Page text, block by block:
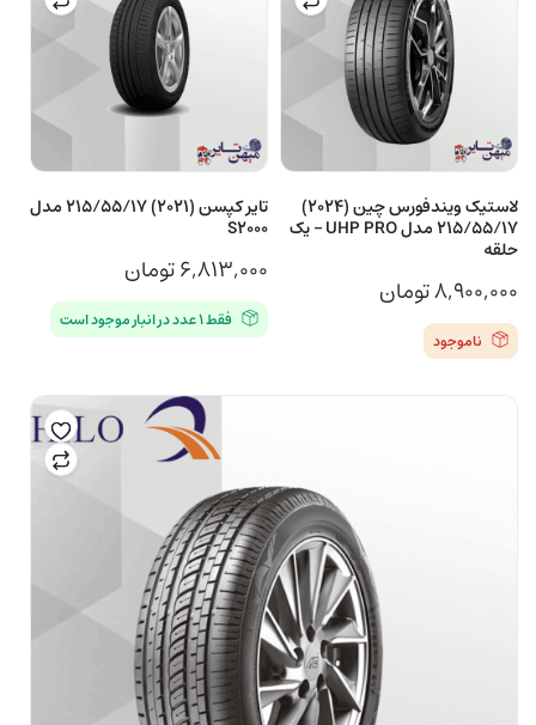
لاستیک ویندفورس چین (2024)
215/55/17 مدل UHP PRO – یک
حلقه
۸,۹۰۰,۰۰۰تومان
ناموجود
تایر کپسن (2021) 215/55/17 مدل
S2000
۶,۸۱۳,۰۰۰تومان
فقط ۱ عدد در انبار موجود است